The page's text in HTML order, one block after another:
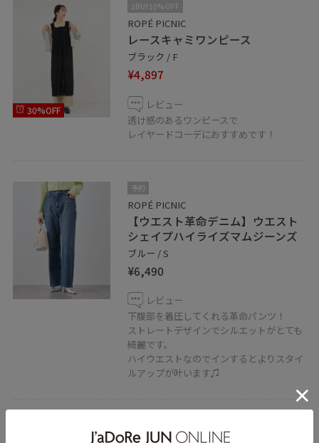
30%OFF
2BUY10%OFF
ROPÉ PICNIC
レースキャミワンピース
ブラック / F
¥4,897
レビュー
透け感のあるワンピースで
レイヤードコーデにおすすめです！
予約
ROPÉ PICNIC
【ウエスト革命デニム】ウエスト
シェイプハイライズマムジーンズ
ブルー / S
¥6,490
レビュー
下腹部を着圧してくれる革命パンツ！
ストレートデザインでシルエットがとても
綺麗です。
ハイウエストなのでインするとよりスタイ
ルアップが叶います♫